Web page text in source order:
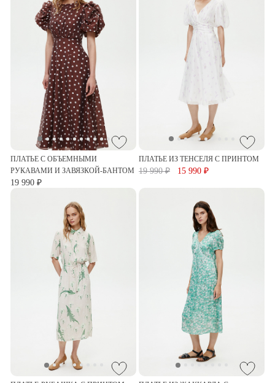
ПЛАТЬЕ С ОБЪЕМНЫМИ
РУКАВАМИ И ЗАВЯЗКОЙ-БАНТОМ
19 990 ₽
ПЛАТЬЕ ИЗ ТЕНСЕЛЯ С ПРИНТОМ
19 990 ₽ 15 990 ₽